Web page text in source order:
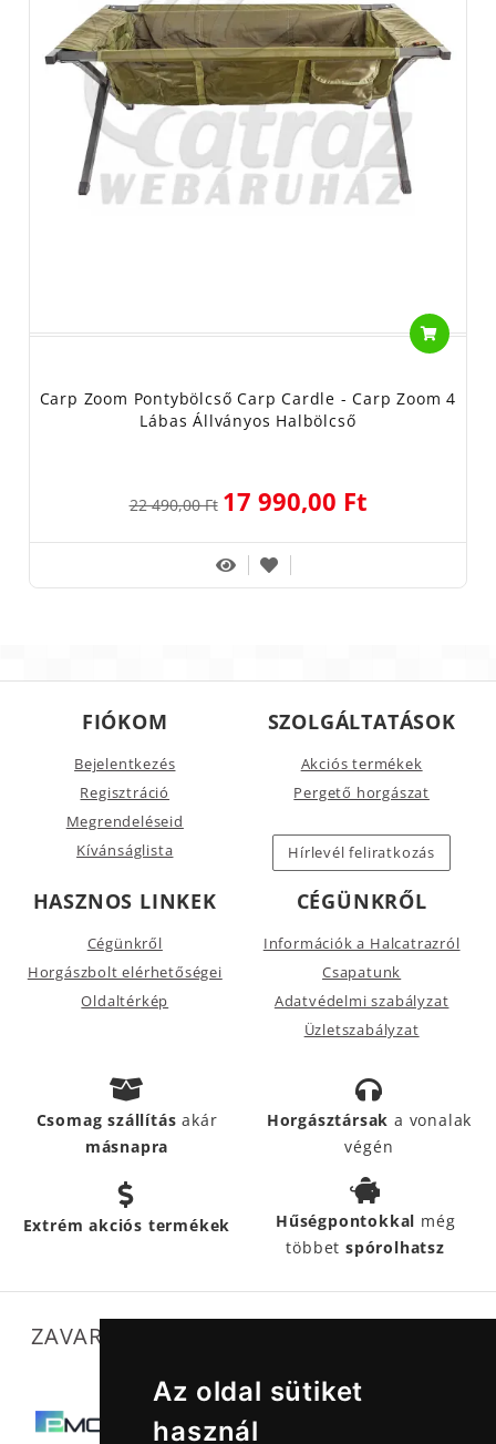
Az oldal sütiket
használ
Carp Zoom Pontybölcső Carp Cardle - Carp Zoom 4
Lábas Állványos Halbölcső
22 490,00 Ft 17 990,00 Ft
FIÓKOM
Bejelentkezés
Regisztráció
Megrendeléseid
Kívánságlista
SZOLGÁLTATÁSOK
Akciós termékek
Pergető horgászat
Hírlevél feliratkozás
HASZNOS LINKEK
Cégünkről
Horgászbolt elérhetőségei
Oldaltérkép
CÉGÜNKRŐL
Információk a Halcatrazról
Csapatunk
Adatvédelmi szabályzat
Üzletszabályzat
Csomag szállításakár
másnapra
Horgásztársak a vonalak
végén
Extrém akciós termékek Hűségpontokkal még
többetspórolhatsz
ZAVARTALAN MŰKÖDÉSÜNKET SEGÍTIK